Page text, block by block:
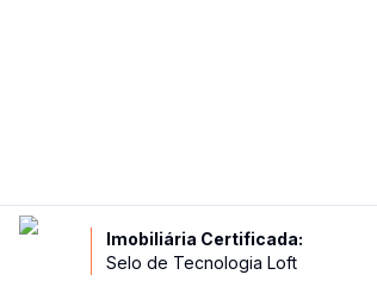
Imobiliária Certificada:
Selo de Tecnologia Loft